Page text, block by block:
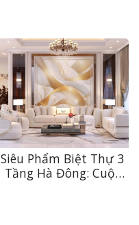
Siêu Phẩm Biệt Thự 3
Tầng Hà Đông: Cuộc